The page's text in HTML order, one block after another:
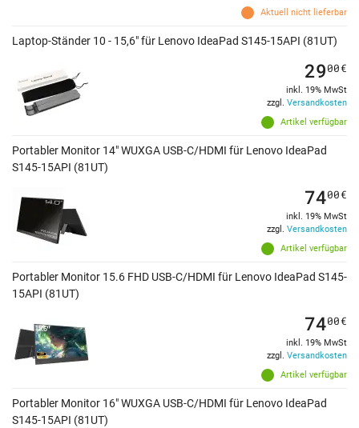
Aktuell nicht lieferbar
Laptop-Ständer 10 - 15,6" für Lenovo IdeaPad S145-15API (81UT)
Artikel verfügbar
2900€
inkl. 19% MwSt
zzgl. Versandkosten
Portabler Monitor 14" WUXGA USB-C/HDMI für Lenovo IdeaPad
S145-15API (81UT)
Artikel verfügbar
7400€
inkl. 19% MwSt
zzgl. Versandkosten
Portabler Monitor 15.6 FHD USB-C/HDMI für Lenovo IdeaPad S145-
15API (81UT)
Artikel verfügbar
7400€
inkl. 19% MwSt
zzgl. Versandkosten
Portabler Monitor 16" WUXGA USB-C/HDMI für Lenovo IdeaPad
S145-15API (81UT)